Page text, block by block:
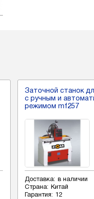
Заточной станок
с ручным и
режимом mf257
Доставка:
в наличии
Страна:
Китай
Гарантия:
12